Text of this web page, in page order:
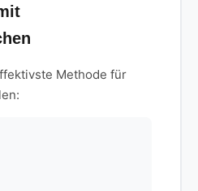
Methode für